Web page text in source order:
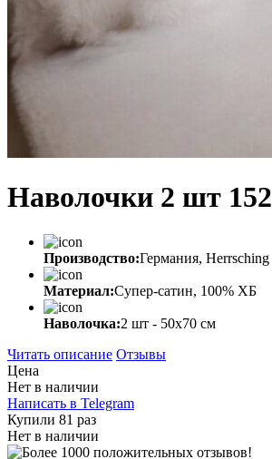
Наволочки 2 шт
Производство:Германия, Herrsching
Материал:Супер-сатин, 100% ХБ
Наволочка:2 шт - 50x70 см
Читать описание Отзывы
Цена
Нет в наличии
Написать в Telegram
Купили 81 раз
Нет в наличии